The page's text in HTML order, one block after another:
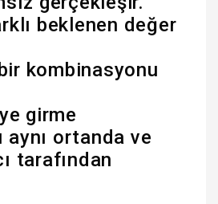
beklenen değer
kombinasyonu
girme
aynı ortanda ve
tarafından